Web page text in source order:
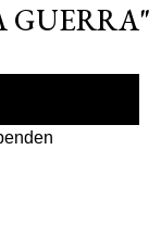
GUERRA"